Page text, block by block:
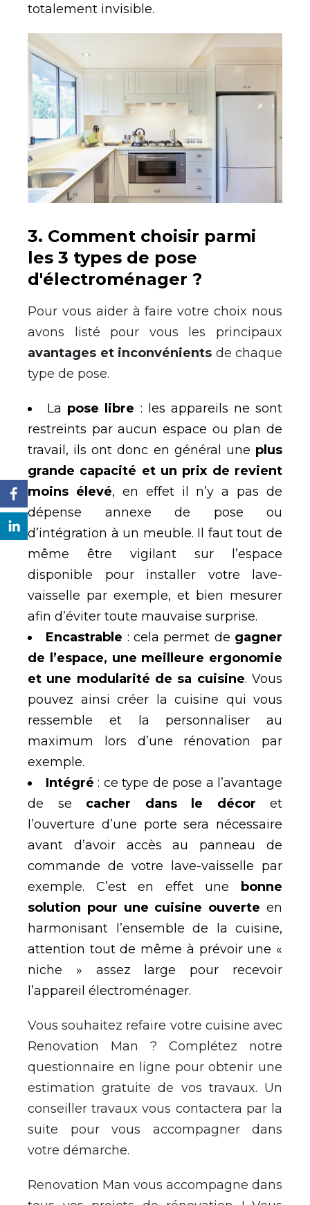
totalement invisible.
3. Comment choisir parmi
les 3 types de pose
d'électroménager ?
Pour vous aider à faire votre choix nous
avons listé pour vous les principaux
avantages et inconvénients de chaque
type de pose.
La pose libre : les appareils ne sont
restreints par aucun espace ou plan de
travail, ils ont donc en général une plus
grande capacité et un prix de revient
moins élevé, en effet il n’y a pas de
dépense annexe de pose ou
d’intégration à un meuble. Il faut tout de
même être vigilant sur l’espace
disponible pour installer votre lave-
vaisselle par exemple, et bien mesurer
afin d’éviter toute mauvaise surprise.
Encastrable : cela permet de gagner
de l’espace, une meilleure ergonomie
et une modularité de sa cuisine. Vous
pouvez ainsi créer la cuisine qui vous
ressemble et la personnaliser au
maximum lors d’une rénovation par
exemple.
Intégré : ce type de pose a l’avantage
de se cacher dans le décor et
l’ouverture d’une porte sera nécessaire
avant d’avoir accès au panneau de
commande de votre lave-vaisselle par
exemple. C’est en effet une
bonne
solution pour une cuisine ouverte en
harmonisant l’ensemble de la cuisine,
attention tout de même à prévoir une «
niche » assez large pour recevoir
l’appareil électroménager.
Vous souhaitez refaire votre cuisine avec
Renovation Man ? Complétez notre
questionnaire en ligne pour obtenir une
estimation gratuite de vos travaux. Un
conseiller travaux vous contactera par la
suite pour vous accompagner dans
votre démarche.
Renovation Man vous accompagne dans